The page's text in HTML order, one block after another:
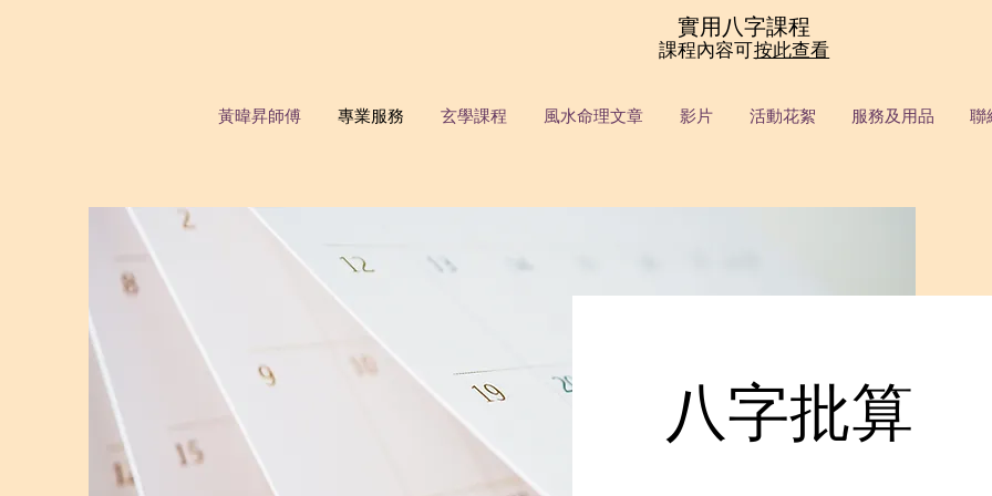
實用八字課程
課程內容可按此查看
黃暐昇師傅 專業服務 玄學課程 風水命理文章 影片 活動花絮 服務及用品 聯
八字批算